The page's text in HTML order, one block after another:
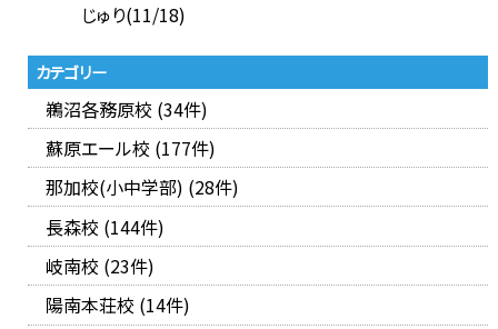
じゅり(11/18)
カテゴリー
鵜沼各務原校 (34件)
蘇原エール校 (177件)
那加校(小中学部) (28件)
長森校 (144件)
岐南校 (23件)
陽南本荘校 (14件)